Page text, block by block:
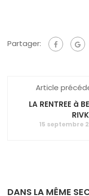
Partager:
Article
LA RENTREE à
15 septembre
DANS LA MÊME